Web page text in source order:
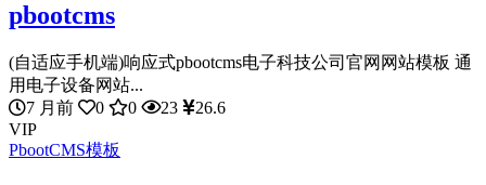
pbootcms
(自适应手机端)响应式pbootcms电子科技公司官网网站模板 通
用电子设备网站...
7 月前
0 0 23
26.6
VIP
PbootCMS模板